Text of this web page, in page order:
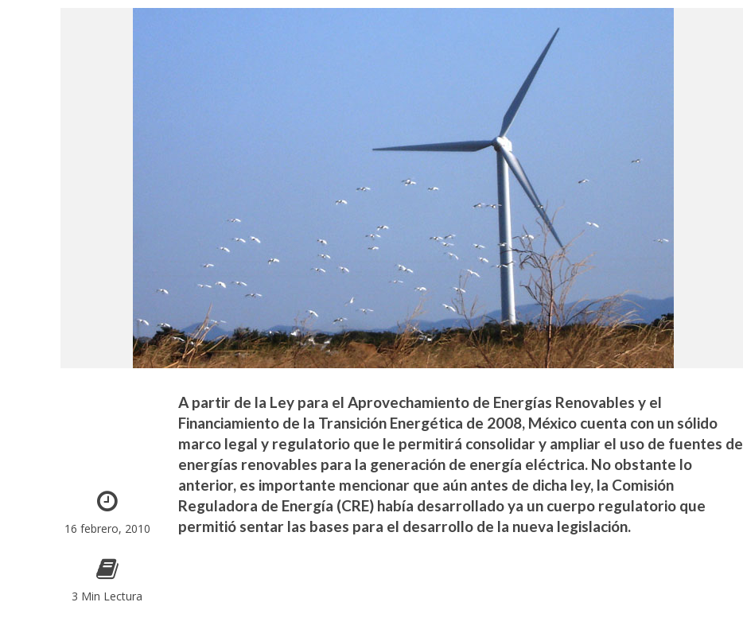
16 febrero, 2010
3 Min Lectura
A partir de la Ley para el Aprovechamiento de Energías Renovables y el
Financiamiento de la Transición Energética de 2008, México cuenta con un sólido
marco legal y regulatorio que le permitirá consolidar y ampliar el uso de fuentes de
energías renovables para la generación de energía eléctrica. No obstante lo
anterior, es importante mencionar que aún antes de dicha ley, la Comisión
Reguladora de Energía (CRE) había desarrollado ya un cuerpo regulatorio que
permitió sentar las bases para el desarrollo de la nueva legislación.